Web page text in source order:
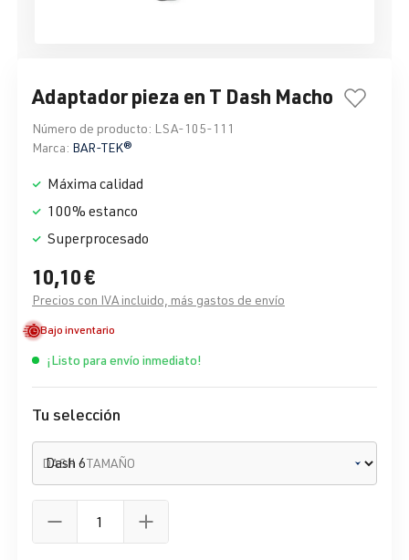
Adaptador pieza en T Dash Macho
Número de producto: LSA-105-111
Marca: BAR-TEK®
Máxima calidad
100% estanco
Superprocesado
10,10 €
Precios con IVA incluido, más gastos de envío
Bajo inventario
¡Listo para envío inmediato!
Tu selección
DASH - TAMAÑO